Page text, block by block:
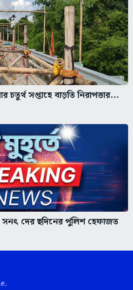
চতুর্থ সপ্তাহে বাড়তি নিরাপত্তার...
সনৎ দের ছদিনের পুলিশ হেফাজত